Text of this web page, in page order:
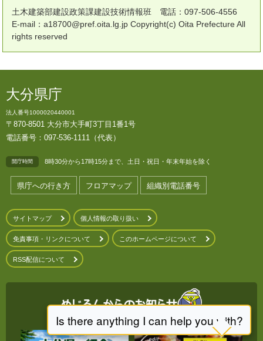
土木建築部建設政策課建設技術情報班 電話：097-506-4556
E-mail：a18700@pref.oita.lg.jp Copyright(c) Oita Prefecture All
rights reserved
大分県庁
法人番号1000020440001
〒870-8501 大分市大手町3丁目1番1号
電話番号：097-536-1111（代表）
開庁時間 8時30分から17時15分まで、土日・祝日・年末年始を除く
県庁への行き方 フロアマップ 組織別電話番号
サイトマップ 個人情報の取り扱い
免責事項・リンクについて このホームページについて
RSS配信について